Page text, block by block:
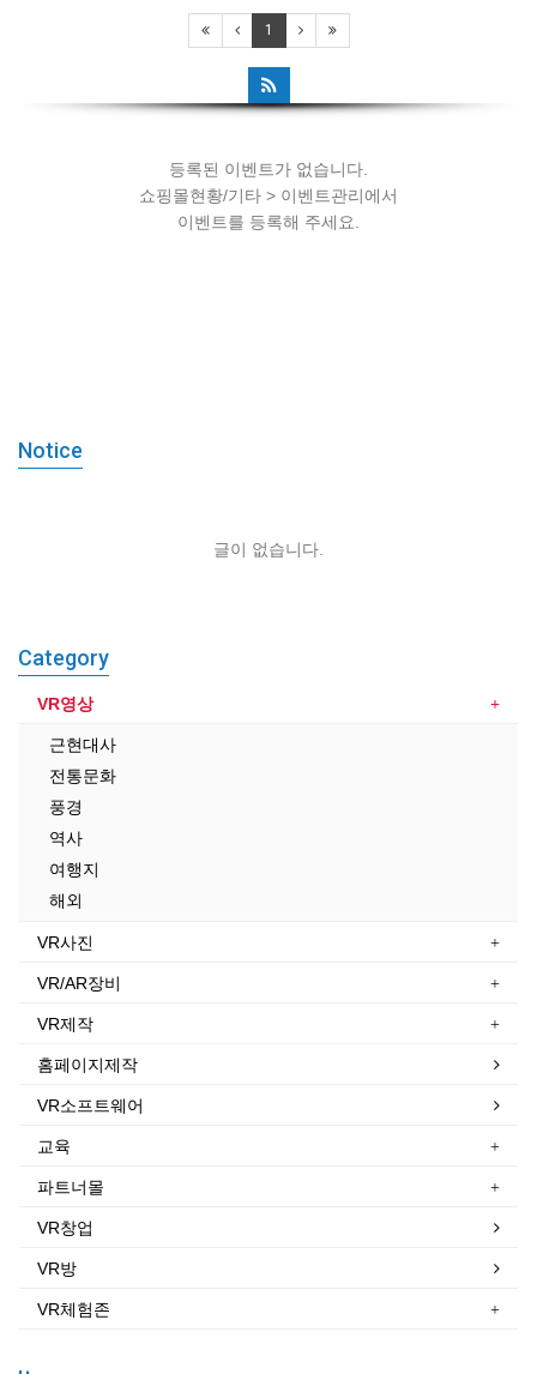
1
등록된 이벤트가 없습니다.
쇼핑몰현황/기타 > 이벤트관리에서
이벤트를 등록해 주세요.
등록된 이벤트가 없습니다.
쇼핑몰현황/기타 > 이벤트관리에서
이벤트를 등록해 주세요.
Notice
글이 없습니다.
Category
VR영상
근현대사
전통문화
풍경
역사
여행지
해외
VR사진
VR/AR장비
VR제작
홈페이지제작
VR소프트웨어
교육
파트너몰
VR창업
VR방
VR체험존